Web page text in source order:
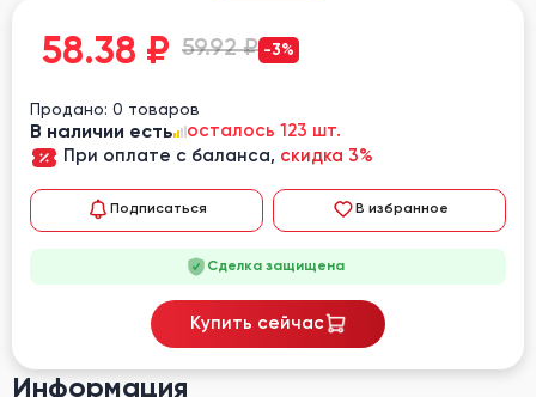
Информация
58.38 ₽ 59.92 ₽ -3%
Продано: 0 товаров
В наличии есть
осталось 123 шт.
При оплате с баланса, скидка 3%
Подписаться В избранное
Сделка защищена
Купить сейчас